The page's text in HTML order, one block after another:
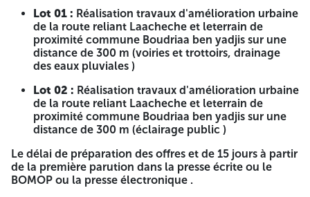
Capacités financières:
La somme du chiffre d'affaire
des trois derniers années bilans 2022-2023-2024 ou
C20 des trois dernières années égale ou supérieure
15.000.000.00 DA.
Capacités techniques:
dans le domaine de voiries ou réseaux divers ou
Amélioration urbaine ou Aménagement urbaine ou
zones industrielles ou zones d'activités ou zones
extension touristique ou viabilisation de lotissements
d'un montant égale ou supérieur 15.000.000.00 DA
justifie par des attestations d'exécution ou de bonne
exécution délivrée par les maîtres d'ouvrages publics
portant la mention réceptionne définitive ou
accompagné par des PV de réception définitive.
Lot 01 : Réalisation travaux d'amélioration urbaine
de la route reliant Laacheche et leterrain de
proximité commune Boudriaa ben yadjis sur une
distance de 300 m (voiries et trottoirs, drainage
des eaux pluviales )
Lot 02 : Réalisation travaux d'amélioration urbaine
de la route reliant Laacheche et leterrain de
proximité commune Boudriaa ben yadjis sur une
distance de 300 m (éclairage public )
Le délai de préparation des offres et de 15 jours à partir
de la première parution dans la presse écrite ou le
BOMOP ou la presse électronique .